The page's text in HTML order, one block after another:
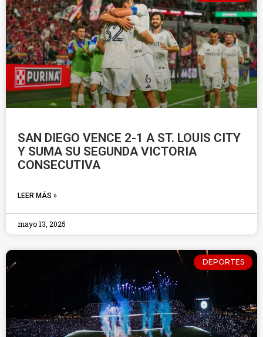
SAN DIEGO VENCE 2-1 A ST. LOUIS CITY
Y SUMA SU SEGUNDA VICTORIA
CONSECUTIVA
LEER MÁS »
mayo 13, 2025
DEPORTES